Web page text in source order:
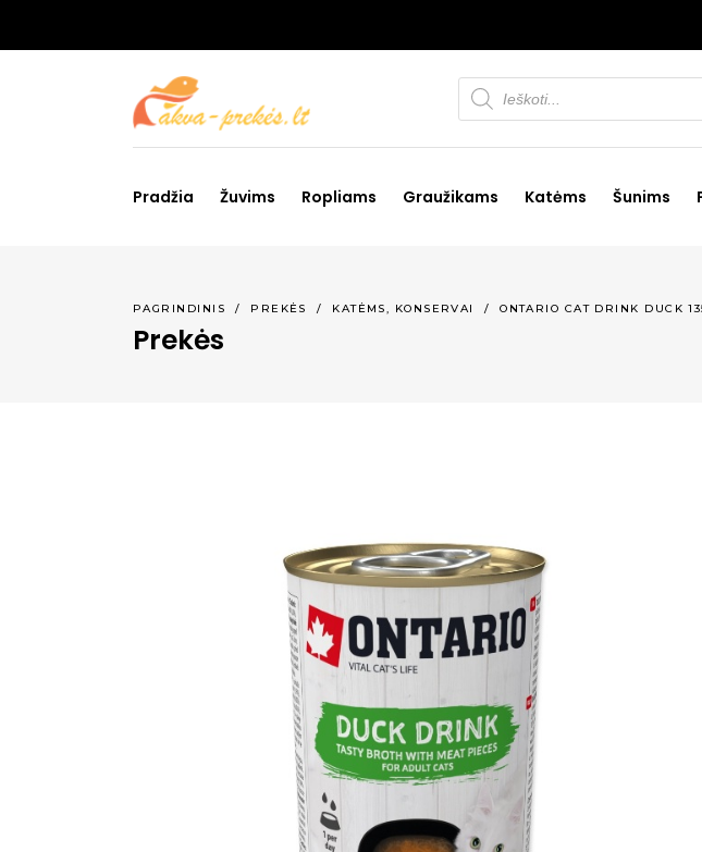
Products
search
Pradžia Žuvims Ropliams Graužikams Katėms Šunims
PAGRINDINIS / PREKĖS / KATĖMS, KONSERVAI /ONTARIO CAT DRINK DUCK
Prekės